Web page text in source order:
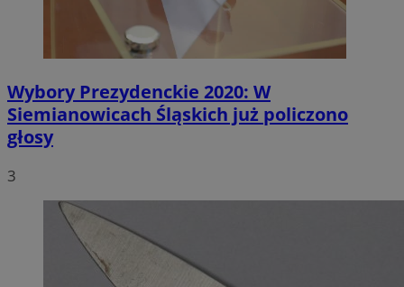
Wybory Prezydenckie 2020: W
Siemianowicach Śląskich już policzono
głosy
3